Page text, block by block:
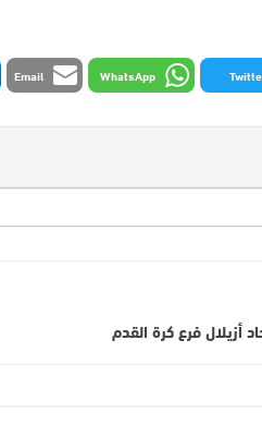
WhatsApp
Email
فرع كرة القدم